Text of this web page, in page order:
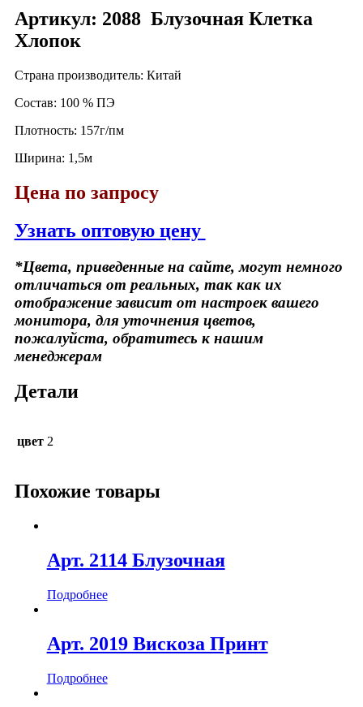
Артикул: 2088 Блузочная Клетка
Хлопок
Страна производитель: Китай
Состав: 100 % ПЭ
Плотность: 157г/пм
Ширина: 1,5м
Цена по запросу
Узнать оптовую цену
*Цвета, приведенные на сайте, могут немного
отличаться от реальных, так как их
отображение зависит от настроек вашего
монитора, для уточнения цветов,
пожалуйста, обратитесь к нашим
менеджерам
Детали
цвет 2
Похожие товары
Арт. 2114 Блузочная
Подробнее
Арт. 2019 Вискоза Принт
Подробнее